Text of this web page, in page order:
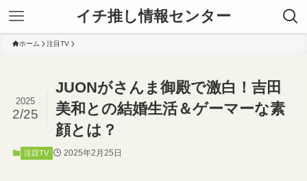
イチ推し情報センター
ホーム 注目TV
JUONがさんま御殿で激白！吉田
美和との結婚生活＆ゲーマーな素
顔とは？
2025
2/25
注目TV 2025年2月25日